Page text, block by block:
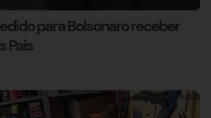
para Bolsonaro receber
Pais